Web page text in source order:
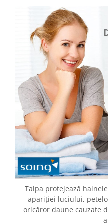
Talpa protejează
apariției luciului,
oricăror daune cauzate